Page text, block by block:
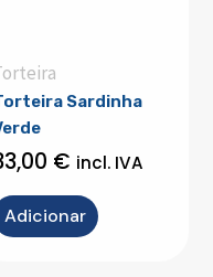
Sardinha
€ incl. IVA
Adicionar